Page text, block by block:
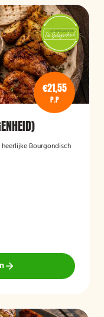
€21,55
P.P
Bourgondisch